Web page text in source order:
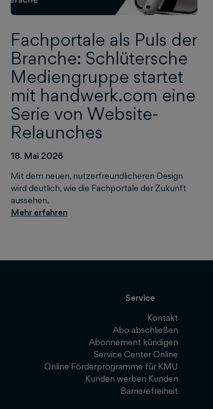
Fachportale als Puls der
Branche: Schlütersche
Mediengruppe startet
mit handwerk.com eine
Serie von Website-
Relaunches
18. Mai 2026
Mit dem neuen, nutzerfreundlicheren Design
wird deutlich, wie die Fachportale der Zukunft
aussehen.
Service
Kontakt
Abo abschließen
Abonnement kündigen
Service Center Online
Online Förderprogramme für KMU
Kunden werben Kunden
Barrierefreiheit